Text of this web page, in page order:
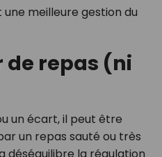
meilleure gestion du
de repas (ni
un écart, il peut être
un repas sauté ou très